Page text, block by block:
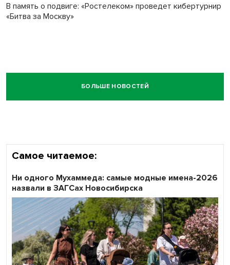
В память о подвиге: «Ростелеком» проведет кибертурнир
«Битва за Москву»
БОЛЬШЕ НОВОСТЕЙ
Самое читаемое:
Ни одного Мухаммеда: самые модные имена-2026
назвали в ЗАГСах Новосибирска